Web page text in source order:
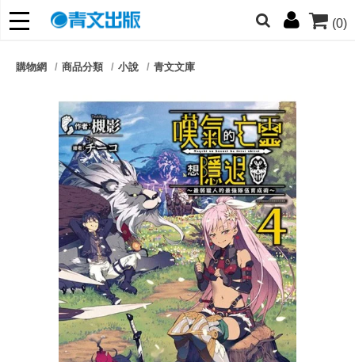
(0)
朋友們，提高警覺！
購物網 商品分類 小說 青文文庫